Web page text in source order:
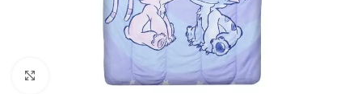
Click to enlarge